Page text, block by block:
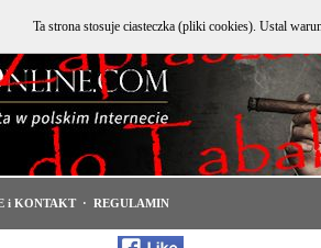
i KONTAKT · REGULAMIN
Ta strona stosuje ciasteczka (pliki cookies). Ustal